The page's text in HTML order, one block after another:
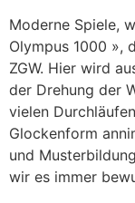
Moderne Spiele,
Olympus 1000 »,
ZGW. Hier wird
der Drehung der
vielen
Glockenform
und
wir es immer